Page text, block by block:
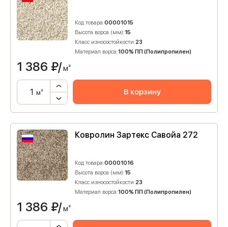
Код товара:00001015
Высота ворса (мм):15
Класс износостойкости:23
Материал ворса:100% ПП (Полипропилен)
1 386 ₽/м²
м² В корзину
Ковролин Зартекс Савойа 272
Код товара:00001016
Высота ворса (мм):15
Класс износостойкости:23
Материал ворса:100% ПП (Полипропилен)
1 386 ₽/м²